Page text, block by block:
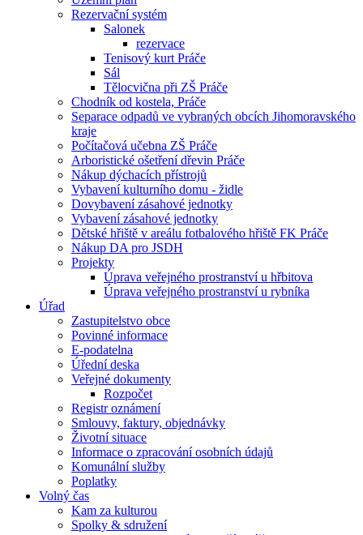
Rezervační systém
Salonek
rezervace
Tenisový kurt Práče
Sál
Tělocvična při ZŠ Práče
Chodník od kostela, Práče
Separace odpadů ve vybraných obcích Jihomoravského
kraje
Počítačová učebna ZŠ Práče
Arboristické ošetření dřevin Práče
Nákup dýchacích přístrojů
Vybavení kulturního domu - židle
Dovybavení zásahové jednotky
Vybavení zásahové jednotky
Dětské hřiště v areálu fotbalového hřiště FK Práče
Nákup DA pro JSDH
Projekty
Úprava veřejného prostranství u hřbitova
Úprava veřejného prostranství u rybníka
Úřad
Zastupitelstvo obce
Povinné informace
E-podatelna
Úřední deska
Veřejné dokumenty
Rozpočet
Registr oznámení
Smlouvy, faktury, objednávky
Životní situace
Informace o zpracování osobních údajů
Komunální služby
Poplatky
Volný čas
Kam za kulturou
Spolky & sdružení